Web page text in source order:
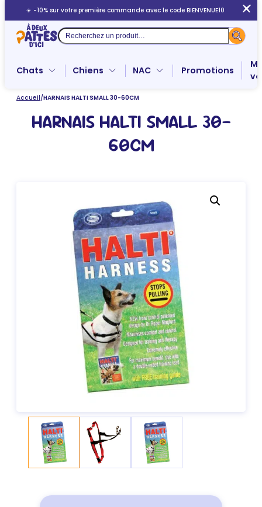
au
contenu
☀️ -10% sur votre première commande avec le code BIENVENUE10
Recherche
Chats Chiens NAC Promotions
Accueil/HARNAIS HALTI SMALL 30-60CM
HARNAIS HALTI SMALL 30-
60CM